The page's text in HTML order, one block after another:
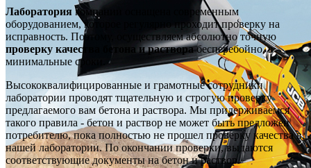
Лаборатория компании оснащена современным
оборудованием, которое регулярно проходит проверку на
исправность. Поэтому, осуществляем абсолютно точную
проверку качества бетона и растворабесперебойно, в
минимальные сроки.
Высококвалифицированные и грамотные сотрудники
лаборатории проводят тщательную и строгую проверку
предлагаемого вам бетона и раствора. Мы придерживаемся
такого правила - бетон и раствор не может быть предложен
потребителю, пока полностью не прошел проверку качества в
нашей лаборатории. По окончании проверки, выдаются
соответствующие документы на бетон и раствор.